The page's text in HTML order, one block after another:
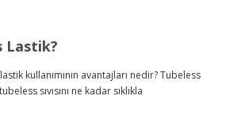
Lastik?
kullanımının avantajları nedir? Tubeless
sıvısını ne kadar sıklıkla